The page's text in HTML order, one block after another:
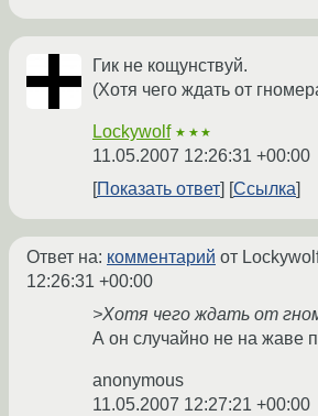
Гик не кощунствуй.
(Хотя чего ждать от
Lockywolf ★★★
11.05.2007 12:26:31 +00:00
Показать ответ
Ссылка
Ответ на: комментарий от
12:26:31 +00:00
>Хотя чего ждать от
А он случайно не на жаве
anonymous
11.05.2007 12:27:21 +00:00